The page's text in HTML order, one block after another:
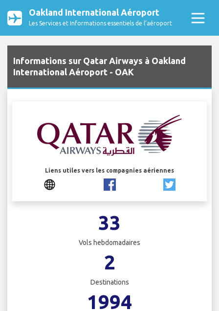
Oakland International Aéroport
Les Services et Informations essentiels de l’aéroport
Informations sur Qatar Airways à Oakland
International Aéroport - OAK
Liens utiles vers les compagnies aériennes
33
Vols hebdomadaires
2
Destinations
1994